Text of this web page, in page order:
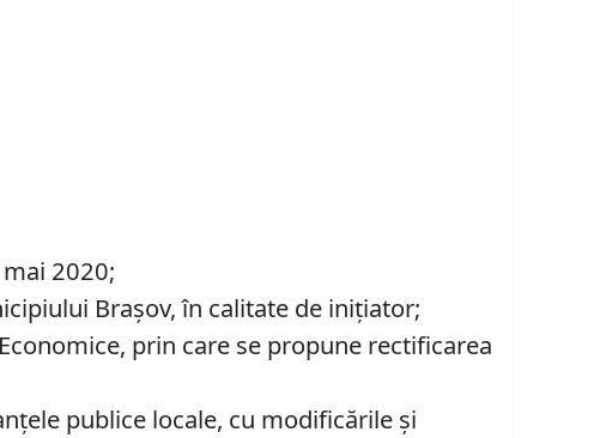
2020;
Brașov, în calitate de inițiator;
prin care se propune rectificarea
publice locale, cu modificările și